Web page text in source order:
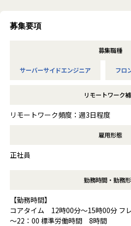
募集要項
募集職種
サーバーサイドエンジニア フロ
リモートワーク
リモートワーク頻度：週3日程度
雇用形態
正社員
勤務時間・勤務
【勤務時間】
コアタイム 12時00分～15時00分 フ
～22：00 標準労働時間 8時間